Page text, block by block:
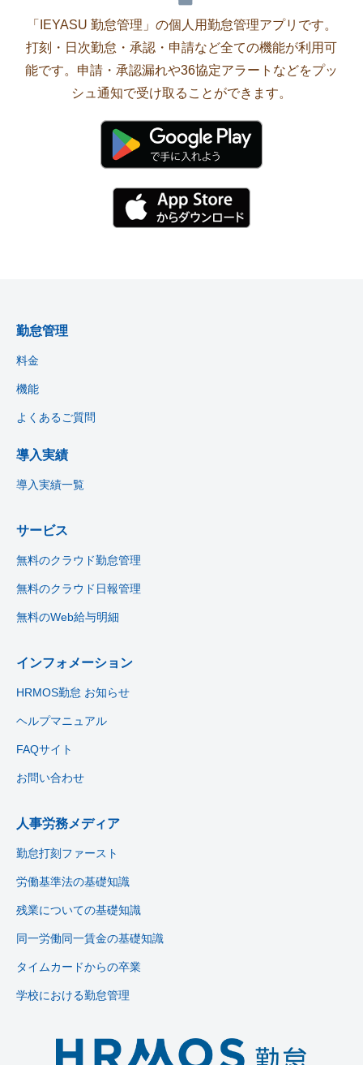
「IEYASU 勤怠管理」の個人用勤怠管理アプリです。
打刻・日次勤怠・承認・申請など全ての機能が利用可
能です。申請・承認漏れや36協定アラートなどをプッ
シュ通知で受け取ることができます。
勤怠管理
料金
機能
よくあるご質問
導入実績
導入実績一覧
サービス
無料のクラウド勤怠管理
無料のクラウド日報管理
無料のWeb給与明細
インフォメーション
HRMOS勤怠 お知らせ
ヘルプマニュアル
FAQサイト
お問い合わせ
人事労務メディア
勤怠打刻ファースト
労働基準法の基礎知識
残業についての基礎知識
同一労働同一賃金の基礎知識
タイムカードからの卒業
学校における勤怠管理